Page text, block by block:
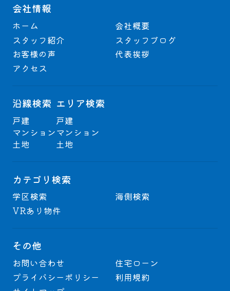
会社情報
ホーム
会社概要
スタッフ紹介
スタッフブログ
お客様の声
代表挨拶
アクセス
沿線検索
戸建
マンション
土地
エリア検索
戸建
マンション
土地
カテゴリ検索
学区検索
海側検索
VRあり物件
その他
お問い合わせ
住宅ローン
プライバシーポリシー
利用規約